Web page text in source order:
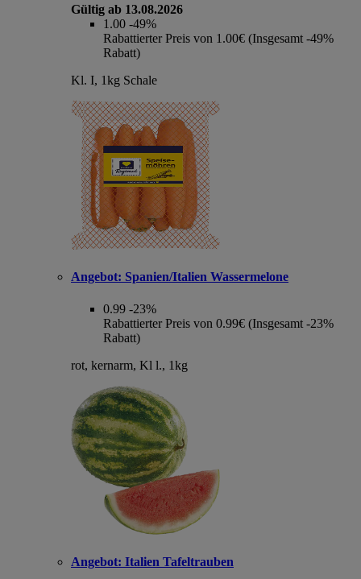
Gültig ab 13.08.2026
1.00 -49%
Rabattierter Preis von 1.00€ (Insgesamt -49%
Rabatt)
Kl. I, 1kg Schale
Angebot: Spanien/Italien Wassermelone
0.99 -23%
Rabattierter Preis von 0.99€ (Insgesamt -23%
Rabatt)
rot, kernarm, Kl l., 1kg
Angebot: Italien Tafeltrauben